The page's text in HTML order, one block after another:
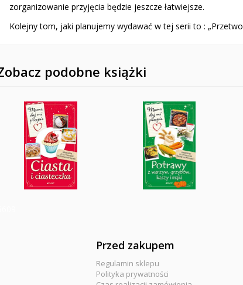
zorganizowanie przyjęcia będzie jeszcze łatwiejsze.
Kolejny tom, jaki planujemy wydawać w tej serii to :
podobne książki
Przed zakupem
Regulamin sklepu
Polityka prywatności